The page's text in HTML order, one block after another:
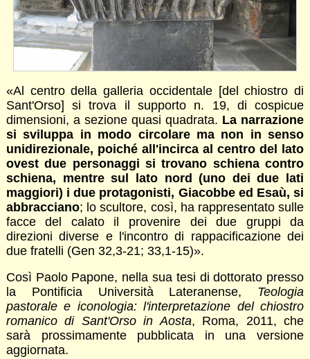
«Al centro della galleria occidentale [del chiostro di
Sant'Orso] si trova il supporto n. 19, di cospicue
dimensioni, a sezione quasi quadrata. La narrazione
si sviluppa in modo circolare ma non in senso
unidirezionale, poiché all'incirca al centro del lato
ovest due personaggi si trovano schiena contro
schiena, mentre sul lato nord (uno dei due lati
maggiori) i due protagonisti, Giacobbe ed Esaù, si
abbracciano; lo scultore, così, ha rappresentato sulle
facce del calato il provenire dei due gruppi da
direzioni diverse e l'incontro di rappacificazione dei
due fratelli (Gen 32,3-21; 33,1-15)».
Così Paolo Papone, nella sua tesi di dottorato presso
la Pontificia Università Lateranense, Teologia
pastorale e iconologia: l'interpretazione del chiostro
romanico di Sant'Orso in Aosta, Roma, 2011, che
sarà prossimamente pubblicata in una versione
aggiornata.